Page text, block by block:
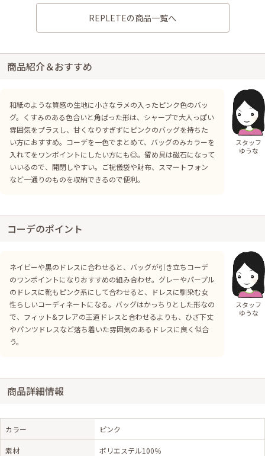
REPLETEの商品一覧へ
商品紹介＆おすすめ
和紙のような質感の生地に小さなラメの入ったピンク色のバッ
グ。くすみのある色合いと角ばった形は、シャープで大人っぽい
雰囲気をプラスし、甘くなりすぎずにピンクのバッグを持ちた
い方におすすめ。コーデを一色でまとめて、バッグのみカラーを
入れてをワンポイントにしたい方にも◎。留め具は磁石になって
いいるので、開閉しやすい。ご祝儀袋や財布、スマートフォン
など一通りのものを収納できるので便利。
スタッフ
ゆうな
コーデのポイント
ネイビーや黒のドレスに合わせると、バッグが引き立ちコーデ
のワンポイントになりおすすめの組み合わせ。グレーやパープル
のドレスに靴もピンク系にして合わせると、ドレスに馴染む女
性らしいコーディネートになる。バッグはかっちりとした形なの
で、フィット&フレアの王道ドレスと合わせるよりも、ひざ下丈
やパンツドレスなど落ち着いた雰囲気のあるドレスに良く似合
う。
スタッフ
ゆうな
商品詳細情報
カラー ピンク
素材 ポリエステル100％